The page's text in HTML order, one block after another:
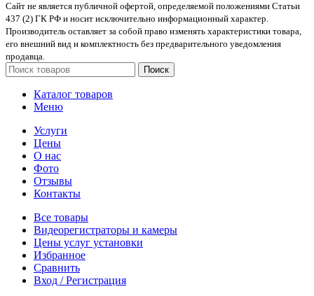
Сайт не является публичной офертой, определяемой положениями Статьи
437 (2) ГК РФ и носит исключительно информационный характер.
Производитель оставляет за собой право изменять характеристики товара,
его внешний вид и комплектность без предварительного уведомления
продавца.
Поиск
Каталог товаров
Меню
Услуги
Цены
О нас
Фото
Отзывы
Контакты
Все товары
Видеорегистраторы и камеры
Цены услуг установки
Избранное
Сравнить
Вход / Регистрация